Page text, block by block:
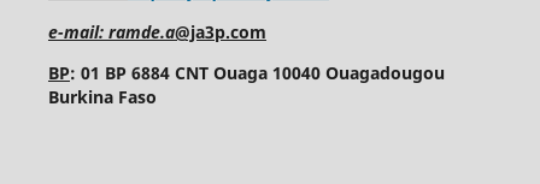
e-mail: ramde.a@ja3p.com
BP: 01 BP 6884 CNT Ouaga 10040 Ouagadougou
Burkina Faso